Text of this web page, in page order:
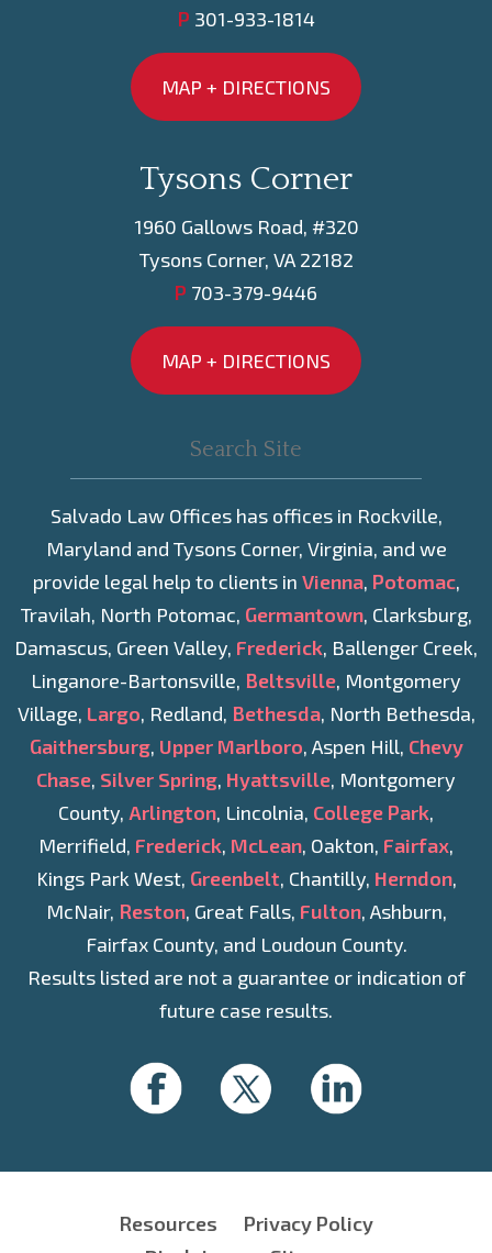
P 301-933-1814
MAP + DIRECTIONS
Tysons Corner
1960 Gallows Road, #320
Tysons Corner, VA 22182
P 703-379-9446
MAP + DIRECTIONS
Salvado Law Offices has offices in Rockville,
Maryland and Tysons Corner, Virginia, and we
provide legal help to clients in Vienna, Potomac,
Travilah, North Potomac, Germantown, Clarksburg,
Damascus, Green Valley, Frederick, Ballenger Creek,
Linganore-Bartonsville, Beltsville, Montgomery
Village, Largo, Redland, Bethesda, North Bethesda,
Gaithersburg, Upper Marlboro, Aspen Hill, Chevy
Chase, Silver Spring, Hyattsville, Montgomery
County, Arlington, Lincolnia, College Park,
Merrifield, Frederick, McLean, Oakton, Fairfax,
Kings Park West, Greenbelt, Chantilly, Herndon,
McNair, Reston, Great Falls, Fulton, Ashburn,
Fairfax County, and Loudoun County.
Results listed are not a guarantee or indication of
future case results.
Resources
Privacy Policy